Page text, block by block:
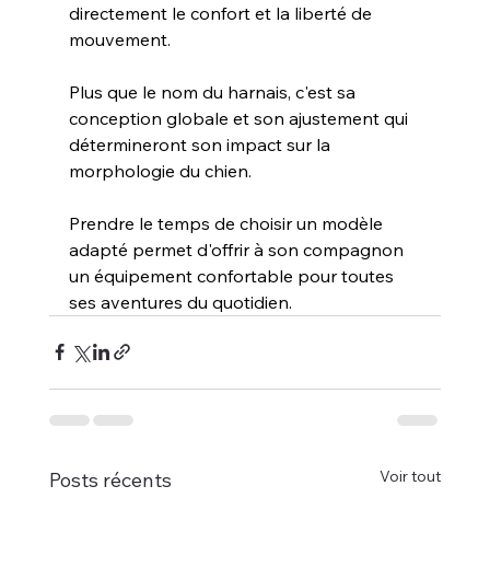
directement le confort et la liberté de
mouvement.
Plus que le nom du harnais, c'est sa
conception globale et son ajustement qui
détermineront son impact sur la
morphologie du chien.
Prendre le temps de choisir un modèle
adapté permet d'offrir à son compagnon
un équipement confortable pour toutes
ses aventures du quotidien.
Posts récents Voir tout